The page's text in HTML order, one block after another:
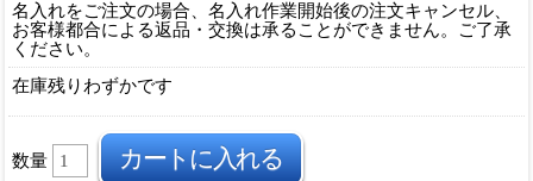
名入れをご注文の場合、名入れ作業開始後の注文キャンセル、
お客様都合による返品・交換は承ることができません。ご了承
ください。
在庫残りわずかです
数量